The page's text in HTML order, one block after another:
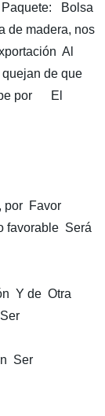
Bolsa
de madera, nos
Al
de que
por El
por Favor
favorable Será
Y de Otra
Ser